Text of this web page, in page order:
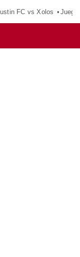
FC vs Xolos